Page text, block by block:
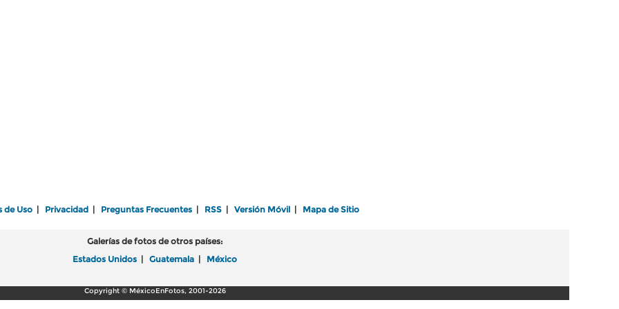
de Uso Privacidad Preguntas Frecuentes RSS Versión Móvil Mapa de Sitio
Galerías de fotos de otros países:
Estados Unidos
Guatemala México
Copyright © MéxicoEnFotos, 2001-2026